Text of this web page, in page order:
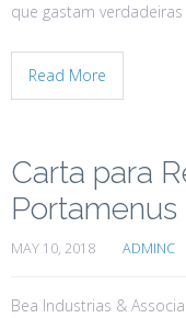
que gastam
Read More
Carta para
Portamenus
MAY 10, 2018 ADMINC
Bea Industrias &